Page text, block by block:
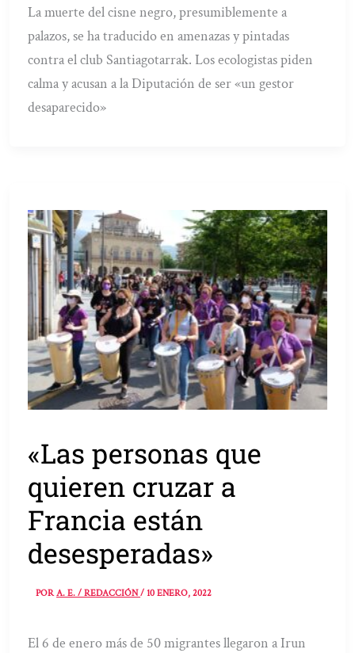
La muerte del cisne negro, presumiblemente a
palazos, se ha traducido en amenazas y pintadas
contra el club Santiagotarrak. Los ecologistas piden
calma y acusan a la Diputación de ser «un gestor
desaparecido»
«Las personas que
quieren cruzar a
Francia están
desesperadas»
PORA. E. / REDACCIÓN/10 ENERO, 2022
El 6 de enero más de 50 migrantes llegaron a Irun